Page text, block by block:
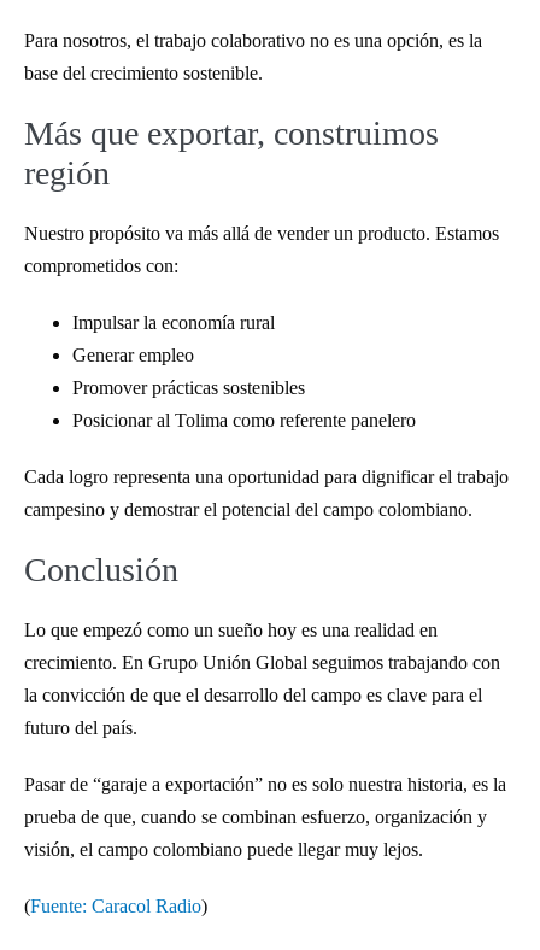
Para nosotros, el trabajo colaborativo no es una opción, es la
base del crecimiento sostenible.
Más que exportar, construimos
región
Nuestro propósito va más allá de vender un producto. Estamos
comprometidos con:
Impulsar la economía rural
Generar empleo
Promover prácticas sostenibles
Posicionar al Tolima como referente panelero
Cada logro representa una oportunidad para dignificar el trabajo
campesino y demostrar el potencial del campo colombiano.
Conclusión
Lo que empezó como un sueño hoy es una realidad en
crecimiento. En Grupo Unión Global seguimos trabajando con
la convicción de que el desarrollo del campo es clave para el
futuro del país.
Pasar de “garaje a exportación” no es solo nuestra historia, es la
prueba de que, cuando se combinan esfuerzo, organización y
visión, el campo colombiano puede llegar muy lejos.
(Fuente: Caracol Radio)